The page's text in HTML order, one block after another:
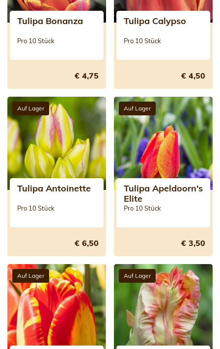
Tulipa Bonanza
Pro 10 Stück
€ 4,75
Tulipa Calypso
Pro 10 Stück
€ 4,50
Auf Lager
Tulipa Antoinette
Pro 10 Stück
€ 6,50
Auf Lager
Tulipa Apeldoorn's
Elite
Pro 10 Stück
€ 3,50
Auf Lager Auf Lager